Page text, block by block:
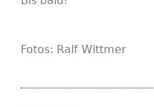
Fotos: Ralf Wittmer